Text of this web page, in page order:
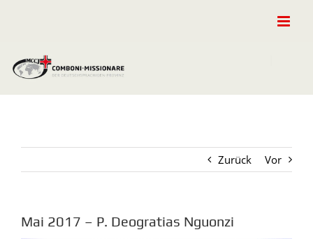
Zurück Vor
Mai 2017 – P. Deogratias Nguonzi